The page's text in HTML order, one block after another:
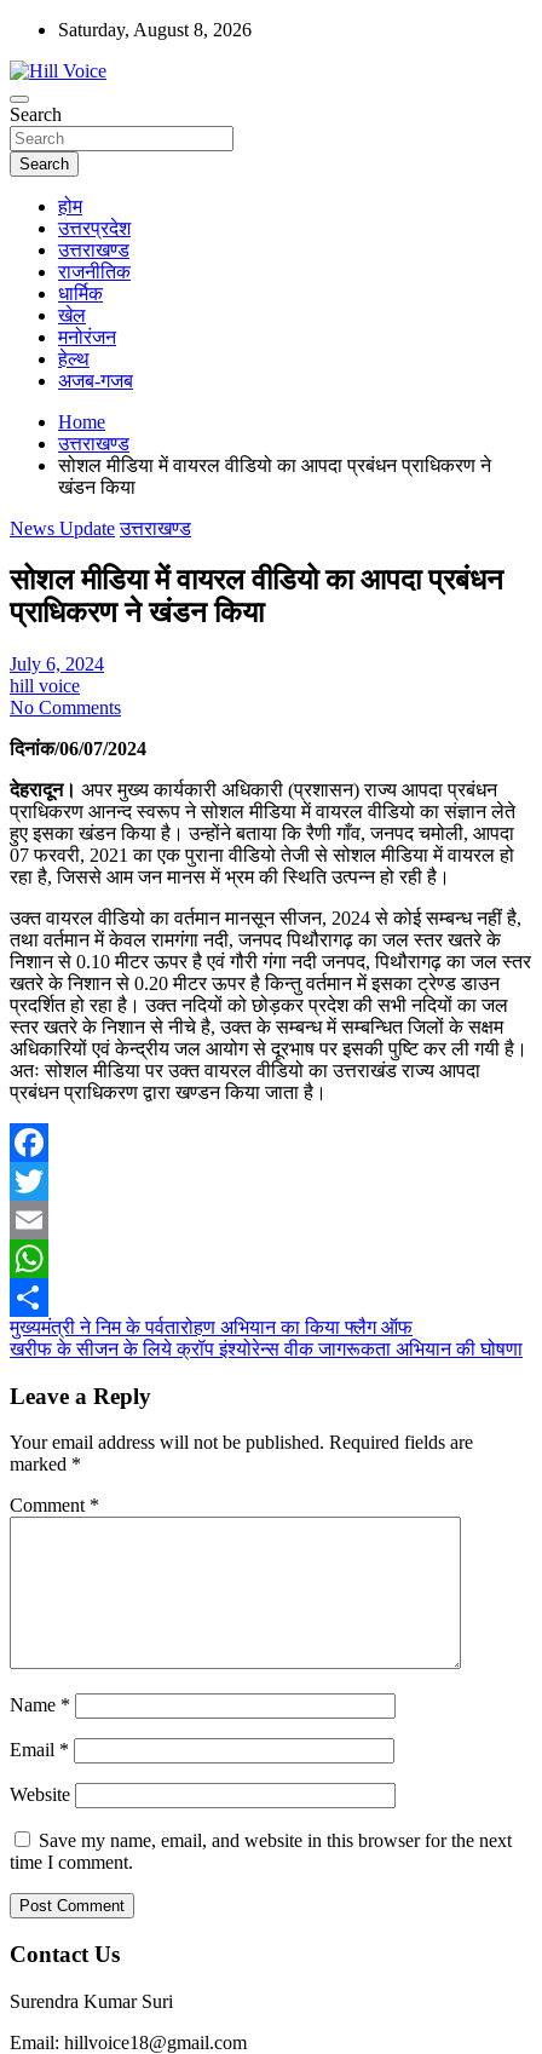
Skip
content
Saturday, August 8, 2026
Hill Voice
न्यूज़ पोर्टल
Search
Search
होम
उत्तरप्रदेश
उत्तराखण्ड
राजनीतिक
धार्मिक
खेल
मनोरंजन
हेल्थ
अजब-गजब
Home
उत्तराखण्ड
सोशल मीडिया में वायरल वीडियो का आपदा प्रबंधन प्राधिकरण ने
खंडन किया
News Update उत्तराखण्ड
सोशल मीडिया में वायरल वीडियो का आपदा प्रबंधन
प्राधिकरण ने खंडन किया
July 6, 2024
hill voice
No Comments
दिनांक/06/07/2024
देहरादून। अपर मुख्य कार्यकारी अधिकारी (प्रशासन) राज्य आपदा प्रबंधन
प्राधिकरण आनन्द स्वरूप ने सोशल मीडिया में वायरल वीडियो का संज्ञान लेते
हुए इसका खंडन किया है। उन्होंने बताया कि रैणी गाँव, जनपद चमोली, आपदा
07 फरवरी, 2021 का एक पुराना वीडियो तेजी से सोशल मीडिया में वायरल हो
रहा है, जिससे आम जन मानस में भ्रम की स्थिति उत्पन्न हो रही है।
उक्त वायरल वीडियो का वर्तमान मानसून सीजन, 2024 से कोई सम्बन्ध नहीं है,
तथा वर्तमान में केवल रामगंगा नदी, जनपद पिथौरागढ़ का जल स्तर खतरे के
निशान से 0.10 मीटर ऊपर है एवं गौरी गंगा नदी जनपद, पिथौरागढ़ का जल स्तर
खतरे के निशान से 0.20 मीटर ऊपर है किन्तु वर्तमान में इसका ट्रेण्ड डाउन
प्रदर्शित हो रहा है। उक्त नदियों को छोड़कर प्रदेश की सभी नदियों का जल
स्तर खतरे के निशान से नीचे है, उक्त के सम्बन्ध में सम्बन्धित जिलों के सक्षम
अधिकारियों एवं केन्द्रीय जल आयोग से दूरभाष पर इसकी पुष्टि कर ली गयी है।
अतः सोशल मीडिया पर उक्त वायरल वीडियो का उत्तराखंड राज्य आपदा
प्रबंधन प्राधिकरण द्वारा खण्डन किया जाता है।
Facebook
Twitter
Email
WhatsApp
Share
Post
navigation
मुख्यमंत्री ने निम के पर्वतारोहण अभियान का किया फ्लैग ऑफ
खरीफ के सीजन के लिये क्रॉप इंश्‍योरेन्‍स वीक जागरूकता अभियान की घोषणा
Leave a Reply
Your email address will not be published. Required fields are
marked *
Comment *
Name *
Email *
Website
Save my name, email, and website in this browser for the next
time I comment.
Contact Us
Surendra Kumar Suri
Email: hillvoice18@gmail.com